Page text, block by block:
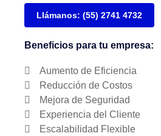
Llámanos: (55) 2741 4732
Beneficios para tu empresa:
Aumento de Eficiencia
Reducción de Costos
Mejora de Seguridad
Experiencia del Cliente
Escalabilidad Flexible